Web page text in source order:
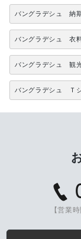
バングラデシュ 納
バングラデシュ 衣
バングラデシュ 観
バングラデシュ Ｔ
【営業